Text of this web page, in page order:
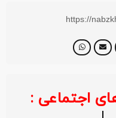
https://
اجتماعی :